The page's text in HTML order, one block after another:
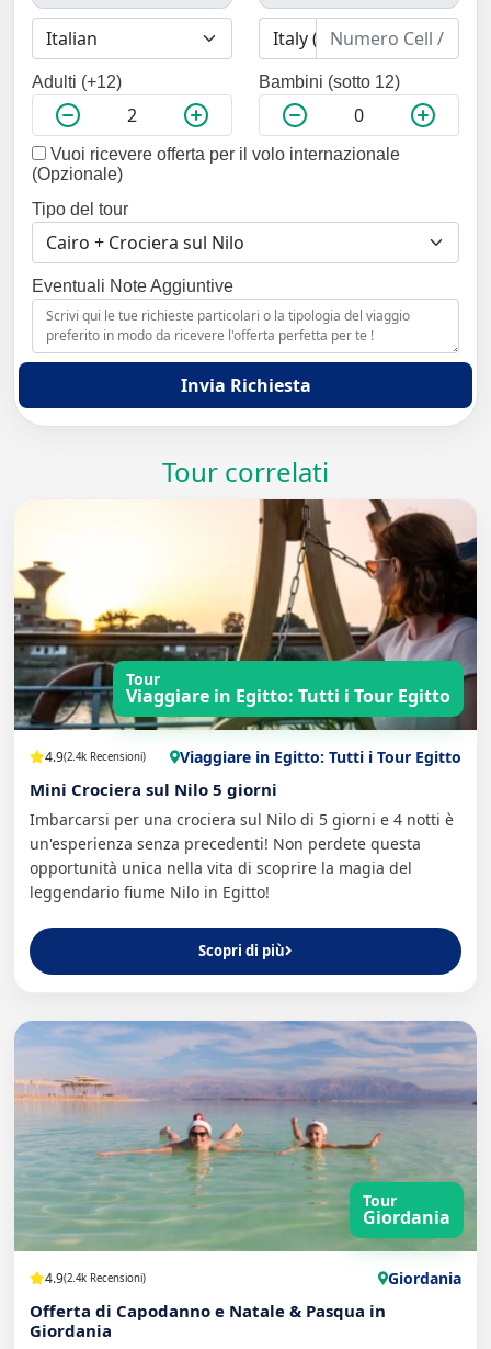
Adulti (+12) Bambini (sotto 12)
Vuoi ricevere offerta per il volo internazionale
(Opzionale)
Tipo del tour
Eventuali Note Aggiuntive
Invia Richiesta
Tour correlati
Tour
Viaggiare in Egitto: Tutti i Tour Egitto
4.9(2.4k Recensioni) Viaggiare in Egitto: Tutti i Tour Egitto
Mini Crociera sul Nilo 5 giorni
Imbarcarsi per una crociera sul Nilo di 5 giorni e 4 notti è
un'esperienza senza precedenti! Non perdete questa
opportunità unica nella vita di scoprire la magia del
leggendario fiume Nilo in Egitto!
Scopri di più
Tour
Giordania
4.9(2.4k Recensioni) Giordania
Offerta di Capodanno e Natale & Pasqua in
Giordania